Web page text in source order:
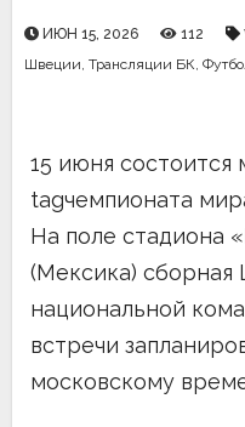
ИЮН 15, 2026 112
Швеции, Трансляции БК,
15 июня состоится
tagчемпионата
На поле стадиона
(Мексика) сборная
национальной
встречи
московскому